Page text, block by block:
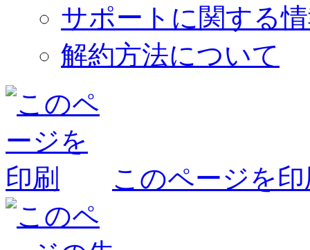
サポートに関する
解約方法について
このページを